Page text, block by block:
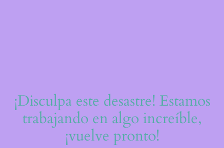
¡Disculpa este desastre! Estamos
trabajando en algo increíble,
¡vuelve pronto!